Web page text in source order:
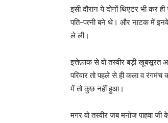
इसी दौरान ये दोनों थिएटर भी
पति-पत्नी बने थे। और नाटक में इनके
ले ली।
इत्तेफ़ाक से वो तस्वीर बड़ी खूबसूरत
परिवार तो पहले से ही कला व
में तो कुछ नहीं हुआ।
मगर वो तस्वीर जब मनोज पाहवा